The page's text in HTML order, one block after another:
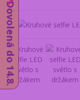
Dovolená do 14.8.